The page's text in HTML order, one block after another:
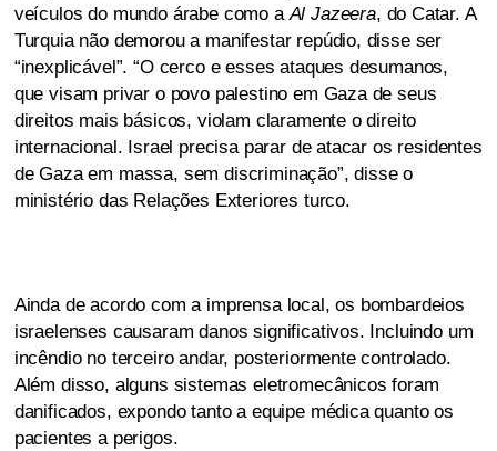
veículos do mundo árabe como aAl Jazeera, do Catar. A
Turquia não demorou a manifestar repúdio, disse ser
“inexplicável”. “O cerco e esses ataques desumanos,
que visam privar o povo palestino em Gaza de seus
direitos mais básicos, violam claramente o direito
internacional. Israel precisa parar de atacar os residentes
de Gaza em massa, sem discriminação”, disse o
ministério das Relações Exteriores turco.
Ainda de acordo com a imprensa local, os bombardeios
israelenses causaram danos significativos. Incluindo um
incêndio no terceiro andar, posteriormente controlado.
Além disso, alguns sistemas eletromecânicos foram
danificados, expondo tanto a equipe médica quanto os
pacientes a perigos.